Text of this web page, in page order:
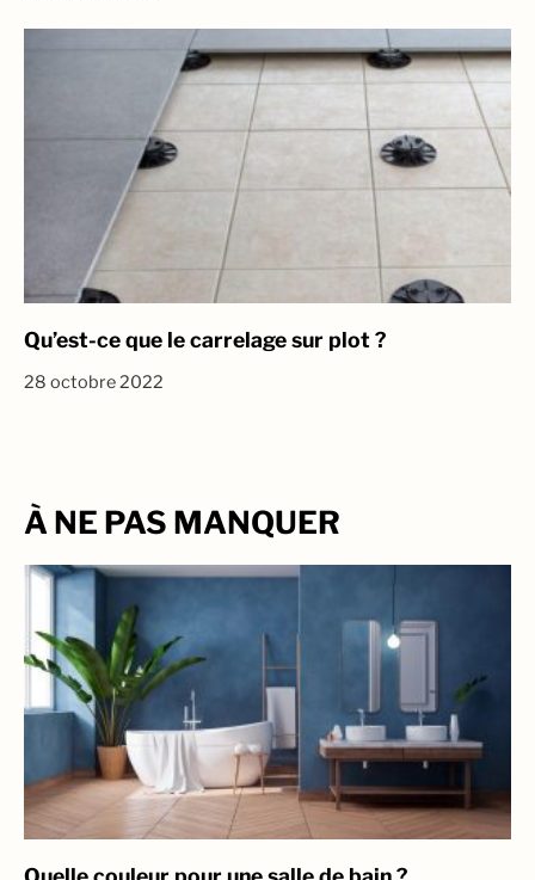
Qu’est-ce que le carrelage sur plot ?
28 octobre 2022
À NE PAS MANQUER